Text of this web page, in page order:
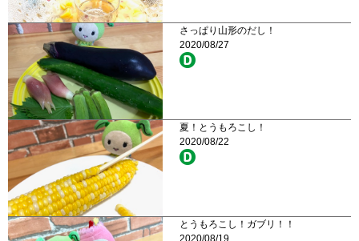
さっぱり山形のだし！
2020/08/27
夏！とうもろこし！
2020/08/22
とうもろこし！ガブリ！！